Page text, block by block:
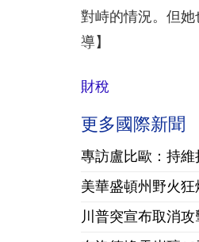
對峙的情況。但
導】
財稅
更多國際新聞
專訪盧比歐：持
美華盛頓州野火
川普突宣布取消